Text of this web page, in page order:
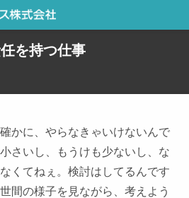
を持つ仕事
かに、やらなきゃいけないんで
さいし、もうけも少ないし、な
くてねぇ。検討はしてるんです
間の様子を見ながら、考えよう